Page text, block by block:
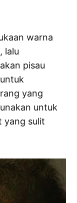
warna
lalu
pisau
yang
untuk
yang sulit